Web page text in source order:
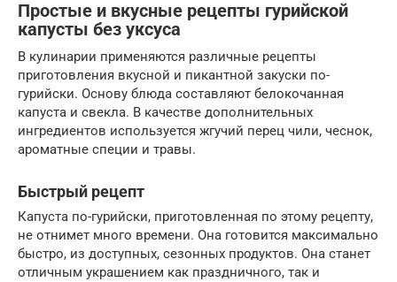
Простые и вкусные рецепты гурийской
капусты без уксуса
В кулинарии применяются различные рецепты
приготовления вкусной и пикантной закуски по-
гурийски. Основу блюда составляют белокочанная
капуста и свекла. В качестве дополнительных
ингредиентов используется жгучий перец чили, чеснок,
ароматные специи и травы.
Быстрый рецепт
Капуста по-гурийски, приготовленная по этому рецепту,
не отнимет много времени. Она готовится максимально
быстро, из доступных, сезонных продуктов. Она станет
отличным украшением как праздничного, так и